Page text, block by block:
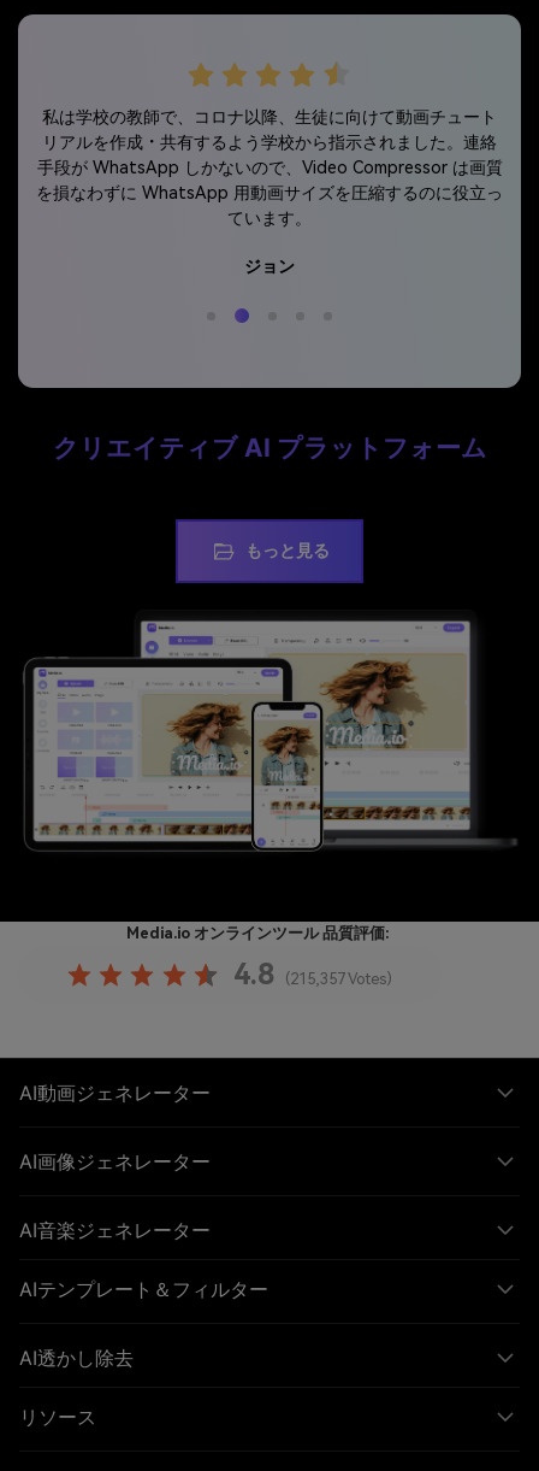
私は学校の教師で、コロナ以降、生徒に向けて動画チュート
リアルを作成・共有するよう学校から指示されました。連絡
手段が WhatsApp しかないので、Video Compressor は画質
を損なわずに WhatsApp 用動画サイズを圧縮するのに役立っ
ています。
ジョン
クリエイティブ AI プラットフォーム
もっと見る
Media.io オンラインツール品質評価:
4.8 (215,357 Votes)
AI動画ジェネレーター
AI画像ジェネレーター
AI音楽ジェネレーター
AIテンプレート＆フィルター
AI透かし除去
リソース